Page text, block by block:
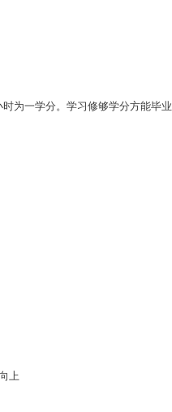
为一学分。学习修够学分方能毕业
上